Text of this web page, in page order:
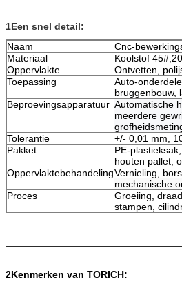
1Een snel detail:
Naam
Cnc-
Materiaal
Koolstof
Oppervlakte
Ontvetten,
Toepassing
Auto-
bruggenbouw,
Beproevingsapparatuur Automatische
meerdere
Tolerantie
+/- 0,01 mm,
Pakket
PE-
houten pallet,
OppervlaktebehandelingVernieling,
mechanische
Proces
Groeiing,
stampen,
2Kenmerken van TORICH: